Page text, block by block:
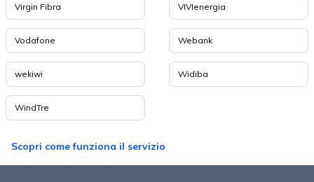
Virgin Fibra VIVIenergia
Vodafone Webank
wekiwi Widiba
WindTre
Scopri come funziona il servizio